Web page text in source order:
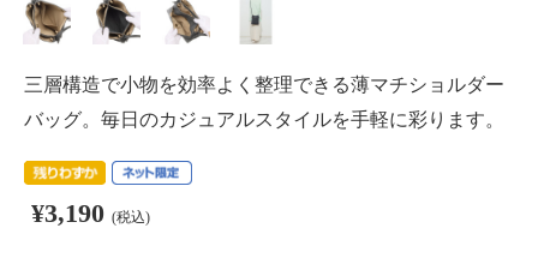
三層構造で小物を効率よく整理できる薄マチショルダー
バッグ。毎日のカジュアルスタイルを手軽に彩ります。
¥3,190 (税込)